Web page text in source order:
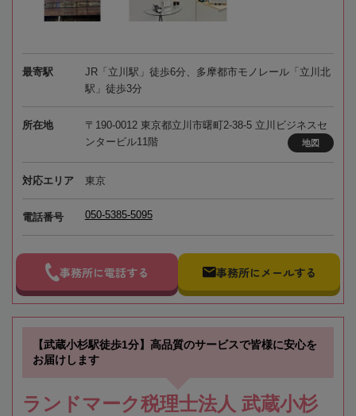
最寄駅
JR「立川駅」徒歩6分、多摩都市モノレール「立川北
駅」徒歩3分
所在地
〒190-0012 東京都立川市曙町2-38-5 立川ビジネスセ
ンタービル11階
地図
対応エリア 東京
電話番号 050-5385-5095
事務所に電話する 事務所にメールする
【武蔵小杉駅徒歩1分】高品質のサービスで皆様に安心を
お届けします
ランドマーク税理士法人 武蔵小杉